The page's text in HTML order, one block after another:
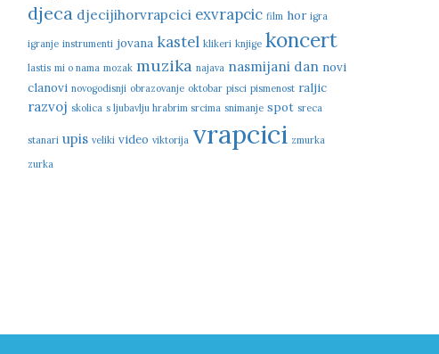
djeca djecijihorvrapcici exvrapcic film hor igra
igranje instrumenti jovana kastel klikeri knjige koncert
lastis mi o nama mozak muzika najava nasmijani dan novi
clanovi novogodisnji obrazovanje oktobar pisci pismenost raljic
razvoj skolica s ljubavlju hrabrim srcima snimanje spot sreca
stanari upis veliki video viktorija vrapcici zmurka
zurka